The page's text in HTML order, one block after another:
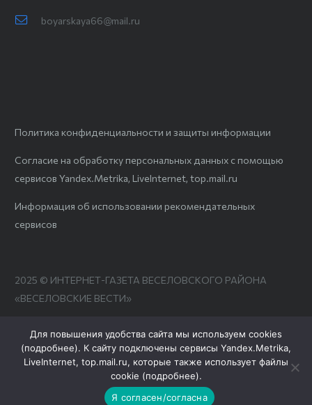
boyarskaya66@mail.ru
Политика конфиденциальности и защиты информации
Согласие на обработку персональных данных с помощью
сервисов Yandex.Metrika, LiveInternet, top.mail.ru
Информация об использовании рекомендательных
сервисов
2025 © ИНТЕРНЕТ-ГАЗЕТА ВЕСЕЛОВСКОГО РАЙОНА
«ВЕСЕЛОВСКИЕ ВЕСТИ»
Для повышения удобства сайта мы используем cookies
(подробнее). К сайту подключены сервисы Yandex.Metrika,
LiveInternet, top.mail.ru, которые также использует файлы
cookie (подробнее).
Я согласен/согласна